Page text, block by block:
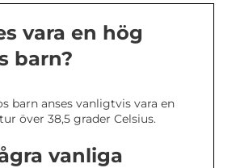
vara en hög
barn?
barn anses vanligtvis vara en
över 38,5 grader Celsius.
vanliga